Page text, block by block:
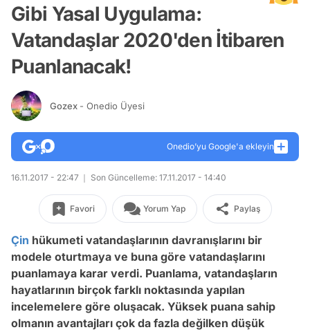
Gibi Yasal Uygulama:
Vatandaşlar 2020'den İtibaren
Puanlanacak!
Gozex - Onedio Üyesi
Onedio’yu Google'a ekleyin
16.11.2017 - 22:47 Son Güncelleme: 17.11.2017 - 14:40
Favori Yorum Yap Paylaş
Çin hükumeti vatandaşlarının davranışlarını bir
modele oturtmaya ve buna göre vatandaşlarını
puanlamaya karar verdi. Puanlama, vatandaşların
hayatlarının birçok farklı noktasında yapılan
incelemelere göre oluşacak. Yüksek puana sahip
olmanın avantajları çok da fazla değilken düşük